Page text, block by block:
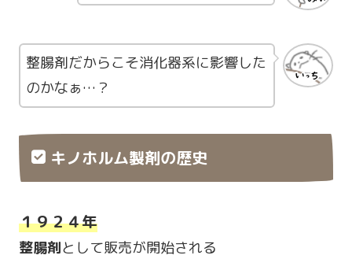
整腸剤だからこそ消化器系に影響した
のかなぁ…？
キノホルム製剤の歴史
１９２４年
整腸剤として販売が開始される